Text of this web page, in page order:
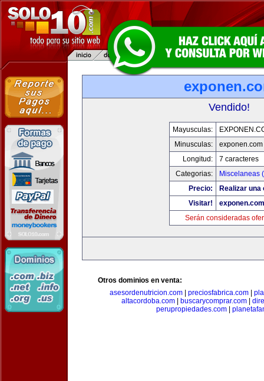
Vendido!
Mayusculas:
Minusculas:
exponen.com
Longitud:
7 caracteres
Categorias:
Miscelaneas
Precio:
Realizar una
Visitar!
exponen.com
Serán consideradas
Otros dominios en venta:
asesordenutricion.com
preciosfabrica.com
altacordoba.com
buscarycomprar.com
perupropiedades.com